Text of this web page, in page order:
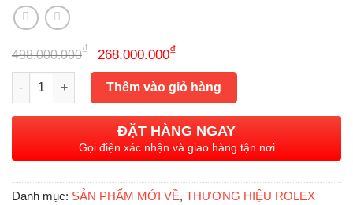
498.000.000₫
Giá
gốc
là:
498.000.000₫.
268.000.000₫Giá
hiện
tại
là:
268.000.000₫.
Rolex Datejust 116231 Vi Tính Đen Diamonds, Demi Vàng
Thêm vào giỏ hàng
ĐẶT HÀNG NGAY
Gọi điện xác nhận và giao hàng tận nơi
Danh mục: SẢN PHẨM MỚI VỀ, THƯƠNG HIỆU ROLEX